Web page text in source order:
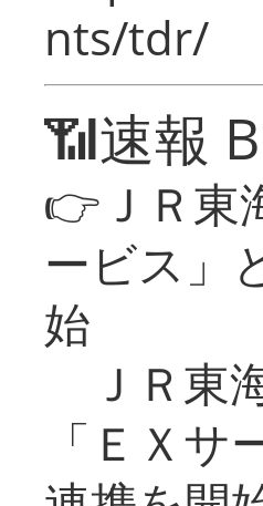
nts/tdr/
📶速報
👉ＪＲ東
ービス」
始
ＪＲ東
「ＥＸ